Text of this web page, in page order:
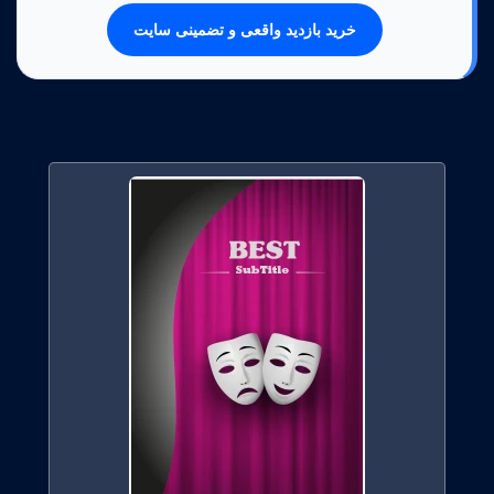
خرید بازدید واقعی و تضمینی سایت